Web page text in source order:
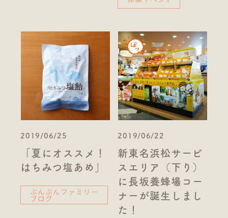
2019/06/25
「夏にオススメ！
はちみつ塩あめ」
ぶんぶんファミリー
ブログ
2019/06/22
新東名浜松サービ
スエリア（下り）
に長坂養蜂場コー
ナーが誕生しまし
た！